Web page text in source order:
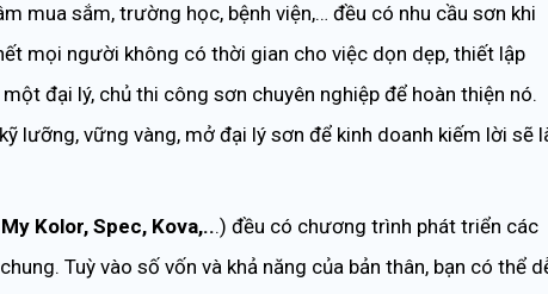
mua sắm, trường học, bệnh viện,… đều có nhu cầu sơn khi
mọi người không có thời gian cho việc dọn dẹp, thiết lập
đại lý, chủ thi công sơn chuyên nghiệp để hoàn thiện nó.
lưỡng, vững vàng, mở đại lý sơn để kinh doanh kiếm lời sẽ
Kolor, Spec, Kova,...) đều có chương trình phát triển các
Tuỳ vào số vốn và khả năng của bản thân, bạn có thể